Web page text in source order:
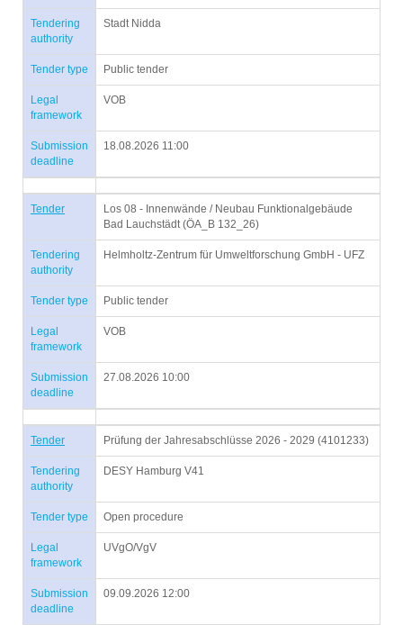
Tendering
authority
Stadt Nidda
Tender type Public tender
Legal
framework
VOB
Submission
deadline
18.08.2026 11:00
Tender
Los 08 - Innenwände / Neubau Funktionalgebäude
Bad Lauchstädt (ÖA_B 132_26)
Tendering
authority
Helmholtz-Zentrum für Umweltforschung GmbH - UFZ
Tender type Public tender
Legal
framework
VOB
Submission
deadline
27.08.2026 10:00
Tender Prüfung der Jahresabschlüsse 2026 - 2029 (4101233)
Tendering
authority
DESY Hamburg V41
Tender type Open procedure
Legal
framework
UVgO/VgV
Submission
deadline
09.09.2026 12:00